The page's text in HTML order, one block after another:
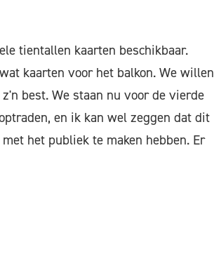
tientallen kaarten beschikbaar.
kaarten voor het balkon. We willen
best. We staan nu voor de vierde
en ik kan wel zeggen dat dit
het publiek te maken hebben. Er